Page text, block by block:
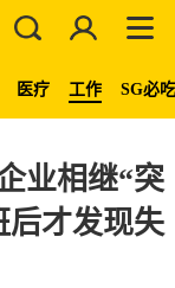
医疗 工作 SG必
业相继“突
后才发现失